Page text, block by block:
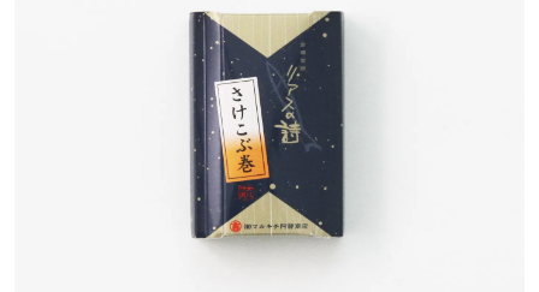
昆布 海苔
かつお